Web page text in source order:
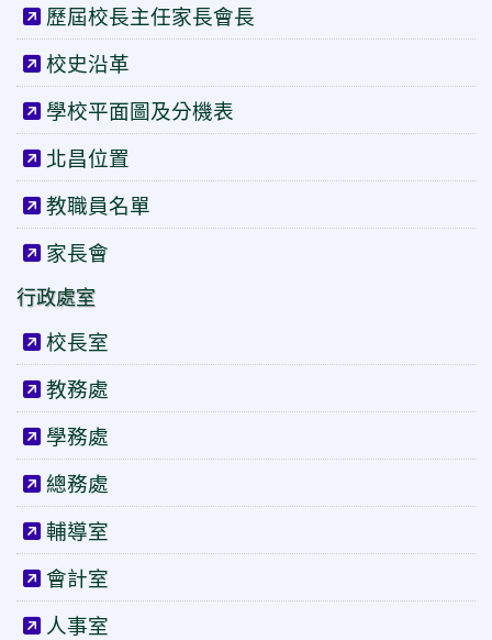
歷屆校長主任家長會長
校史沿革
學校平面圖及分機表
北昌位置
教職員名單
家長會
行政處室
校長室
教務處
學務處
總務處
輔導室
會計室
人事室